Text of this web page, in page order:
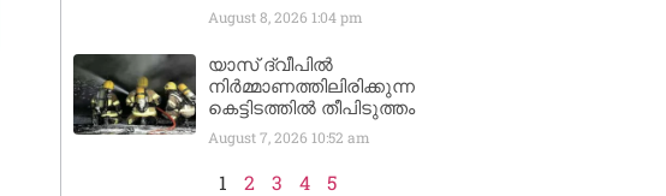
August 8, 2026 1:04 pm
യാസ് ദ്വീപിൽ
നിർമ്മാണത്തിലിരിക്കുന്ന
കെട്ടിടത്തിൽ തീപിടുത്തം
August 7, 2026 10:52 am
1 2 3 4 5